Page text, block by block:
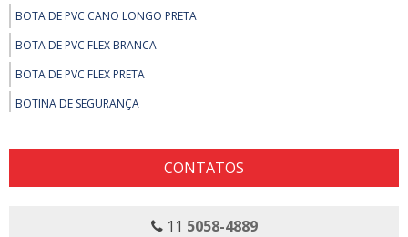
BOTA DE PVC CANO LONGO PRETA
BOTA DE PVC FLEX BRANCA
BOTA DE PVC FLEX PRETA
BOTINA DE SEGURANÇA
SAPATOS DE SEGURANÇA
CONTATOS
11 5058-4889